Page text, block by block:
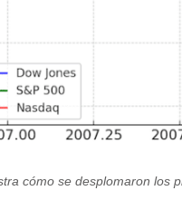
cómo se desplomaron los